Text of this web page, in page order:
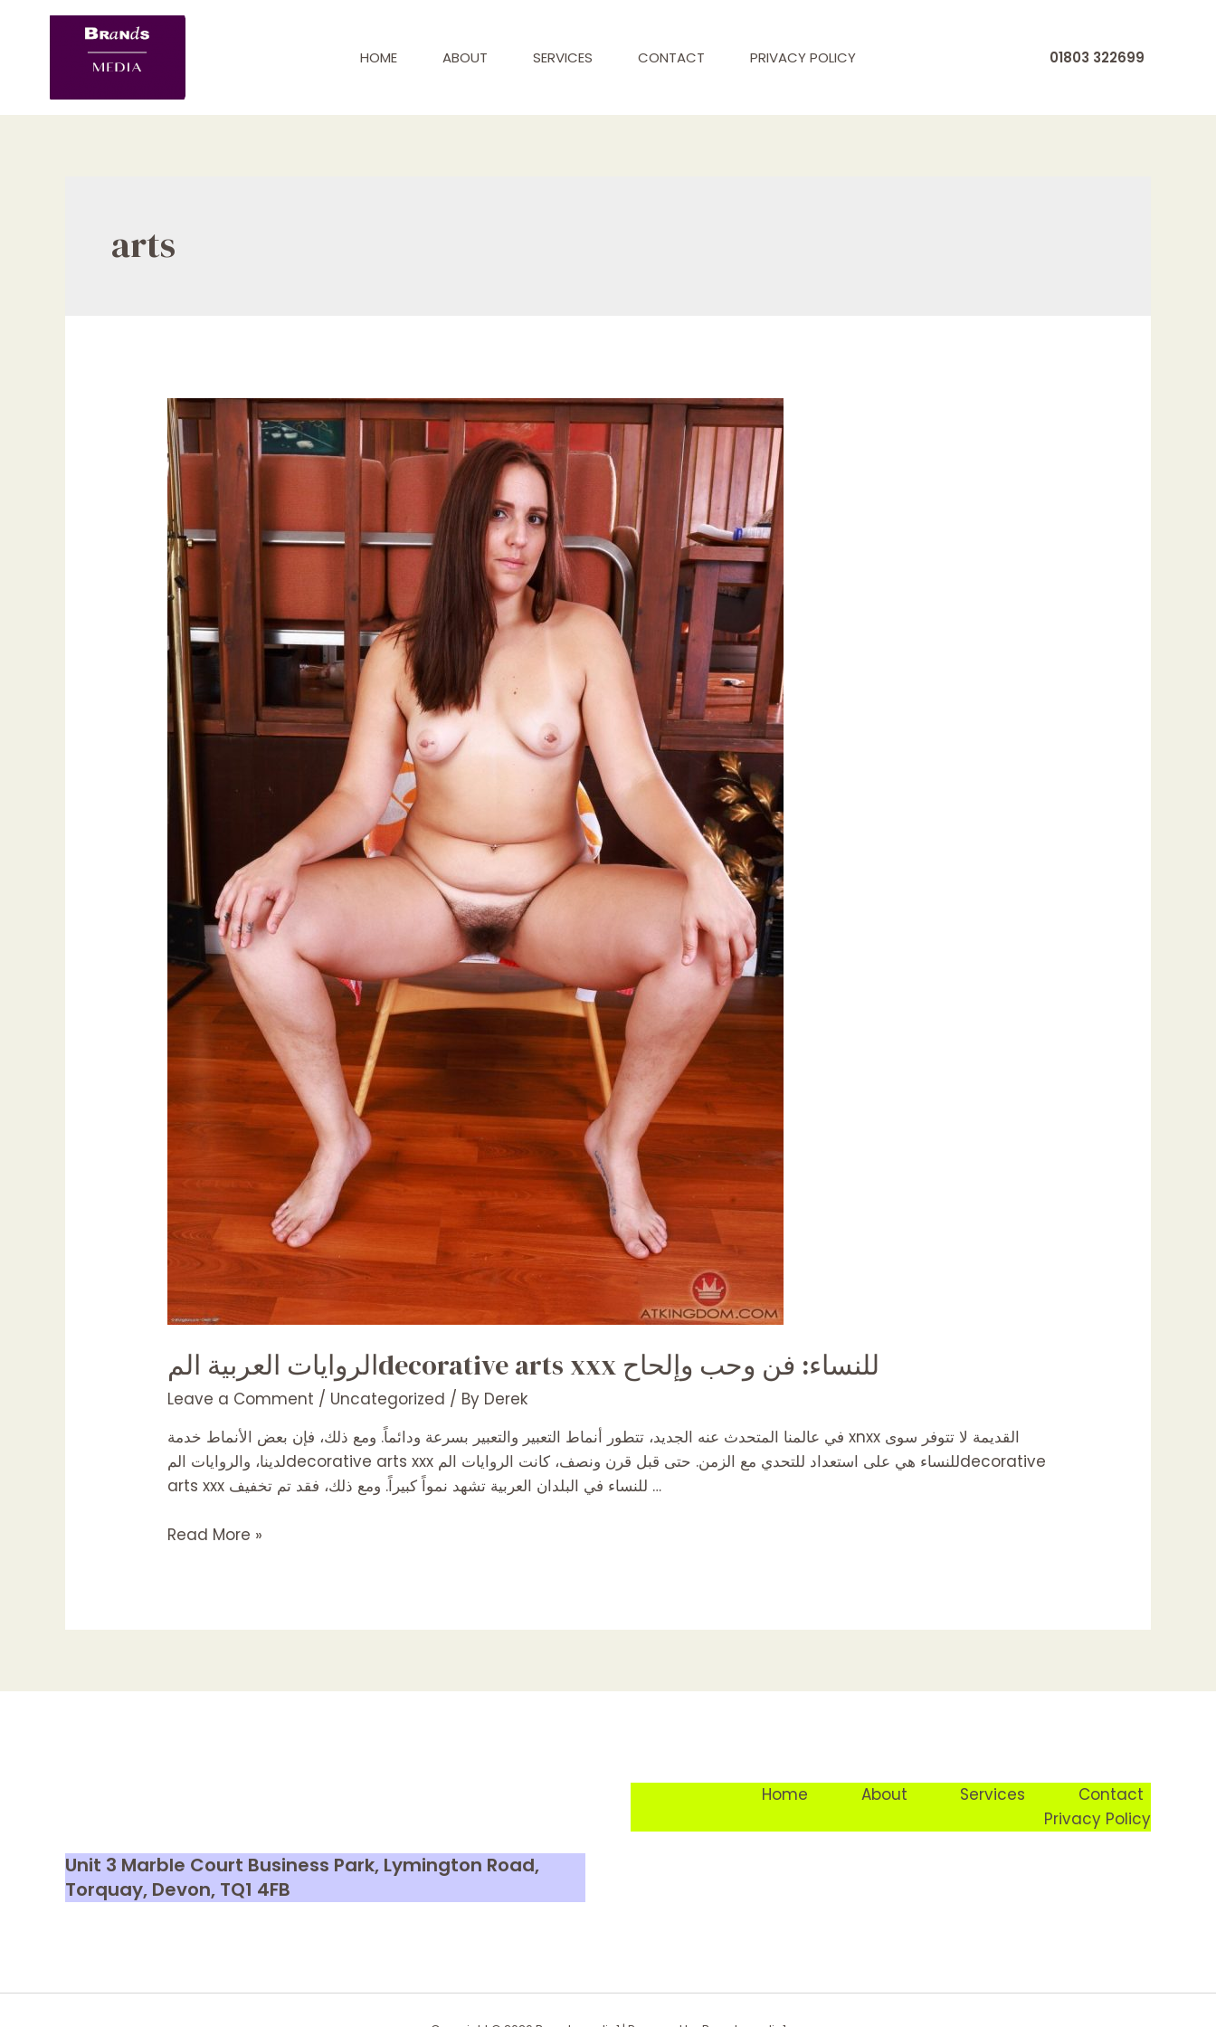
HOME ABOUT SERVICES CONTACT PRIVACY POLICY 01803 322699
arts
الروايات العربية المdecorative arts xxx للنساء: فن وحب وإلحاح
Leave a Comment / Uncategorized / By Derek
في عالمنا المتحدث عنه الجديد، تتطور أنماط التعبير والتعبير بسرعة ودائماً. ومع ذلك، فإن بعض الأنماط خدمة xnxx القديمة لا تتوفر سوى
لدينا، والروايات المdecorative arts xxx للنساء هي على استعداد للتحدي مع الزمن. حتى قبل قرن ونصف، كانت الروايات المdecorative
arts xxx للنساء في البلدان العربية تشهد نمواً كبيراً. ومع ذلك، فقد تم تخفيف …
الروايات
xxx
Read More »
Unit 3 Marble Court Business Park, Lymington Road,
Torquay, Devon, TQ1 4FB
Home About Services
Contact
Privacy Policy